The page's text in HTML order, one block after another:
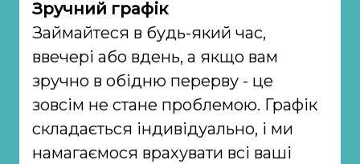
Зручний графік
Займайтеся в будь-який час,
ввечері або вдень, а якщо вам
зручно в обідню перерву - це
зовсім не стане проблемою. Графік
складається індивідуально, і ми
намагаємося врахувати всі ваші